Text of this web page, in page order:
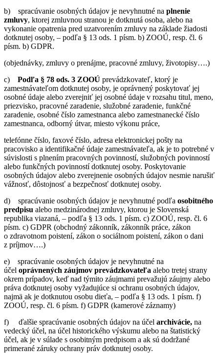
b) spracúvanie osobných údajov je nevyhnutné na plnenie
zmluvy, ktorej zmluvnou stranou je dotknutá osoba, alebo na
vykonanie opatrenia pred uzatvorením zmluvy na základe žiadosti
dotknutej osoby, – podľa § 13 ods. 1 písm. b) ZOOÚ, resp. čl. 6
písm. b) GDPR.
(objednávky, zmluvy o prenájme, pracovné zmluvy, životopisy….)
c) Podľa § 78 ods. 3 ZOOÚ prevádzkovateľ, ktorý je
zamestnávateľom dotknutej osoby, je oprávnený poskytovať jej
osobné údaje alebo zverejniť jej osobné údaje v rozsahu titul, meno,
priezvisko, pracovné zaradenie, služobné zaradenie, funkčné
zaradenie, osobné číslo zamestnanca alebo zamestnanecké číslo
zamestnanca, odborný útvar, miesto výkonu práce,
telefónne číslo, faxové číslo, adresa elektronickej pošty na
pracovisko a identifikačné údaje zamestnávateľa, ak je to potrebné v
súvislosti s plnením pracovných povinností, služobných povinností
alebo funkčných povinností dotknutej osoby. Poskytovanie
osobných údajov alebo zverejnenie osobných údajov nesmie narušiť
vážnosť, dôstojnosť a bezpečnosť dotknutej osoby.
d) spracúvanie osobných údajov je nevyhnutné podľa osobitného
predpisu alebo medzinárodnej zmluvy, ktorou je Slovenská
republika viazaná, – podľa § 13 ods. 1 písm. c) ZOOÚ, resp. čl. 6
písm. c) GDPR (obchodný zákonník, zákonník práce, zákon
o zdravotnom poistení, zákon o sociálnom poistení, zákon o dani
z príjmov….)
e) spracúvanie osobných údajov je nevyhnutné na
účel oprávnených záujmov prevádzkovateľa alebo tretej strany
okrem prípadov, keď nad týmito záujmami prevažujú záujmy alebo
práva dotknutej osoby vyžadujúce si ochranu osobných údajov,
najmä ak je dotknutou osobu dieťa, – podľa § 13 ods. 1 písm. f)
ZOOÚ, resp. čl. 6 písm. f) GDPR (kamerové záznamy)
f) ďalšie spracúvanie osobných údajov na účel archivácie, na
vedecký účel, na účel historického výskumu alebo na štatistický
účel, ak je v súlade s osobitným predpisom a ak sú dodržané
primerané záruky ochrany práv dotknutej osoby.